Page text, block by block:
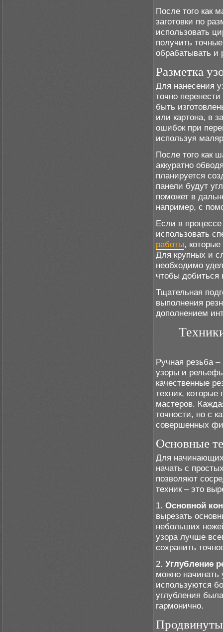
После того как
заготовки по
использовать
получить
обрабатывать и
Разметка
Для нанесения
точно
быть
или картона, в
ошибок при
используя
После того как
аккуратно
планируется
панели будут
поможет в
например, с
Если в
использовать
работы,
Для крупных и
необходимо
чтобы добиться
Тщательная
выполнения
дополнением
Ручная резьба –
узоры и
качественные
техник, которые
мастеров.
точности, но с
совершенных
Основные
Для
начать с
позволяют
техник – это
1. Основной
вырезать
небольших
узора лучше
сохранить
2. Углубление
можно начинать
используются
углубления
гармонично.